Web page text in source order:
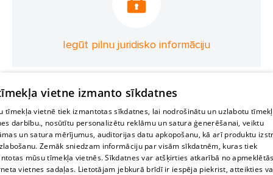
Iegūt pilnu juridisko informāciju
vietne izmanto sīkdatnes
tīmekļa vietnē tiek izmantotas sīkdatnes, lai nodrošinātu un uzlabotu
darbību., nosūtītu personalizētu reklāmu un satura ģenerēšanai, veiktu
un satura mērījumus, auditorijas datu apkopošanu, kā arī produktu
Zemāk sniedzam informāciju par visām sīkdatnēm, kuras tiek
mūsu tīmekļa vietnēs. Sīkdatnes var atšķirties atkarībā no
vietnes sadaļas. Lietotājam jebkurā brīdī ir iespēja piekrist, atteikties